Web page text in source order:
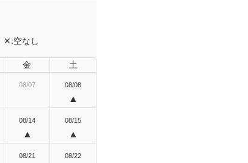
✕:空なし
金 土
08/07 08/08
▲
08/14
▲
08/15
▲
08/21 08/22